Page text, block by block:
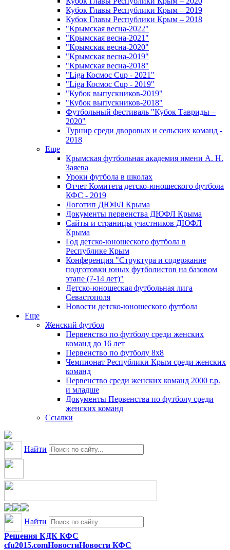
Кубок Главы Республики Крым – 2019
Кубок Главы Республики Крым – 2018
"Крымская весна-2022"
"Крымская весна-2021"
"Крымская весна-2020"
"Крымская весна-2019"
"Крымская весна-2018"
"Liga Космос Cup - 2021"
"Liga Космос Cup - 2019"
"Кубок выпускников-2019"
"Кубок выпускников-2018"
Футбольный фестиваль "Кубок Тавриды –
2020"
Турнир среди дворовых и сельских команд -
2018
Еще
Крымская футбольная академия имени А. Н.
Заяева
Уроки футбола в школах
Отчет Комитета детско-юношеского футбола
КФС - 2019
Логотип ДЮФЛ Крыма
Документы первенства ДЮФЛ Крыма
Сайты и страницы участников ДЮФЛ
Крыма
Год детско-юношеского футбола в
Республике Крым
Конференция "Структура и содержание
подготовки юных футболистов на базовом
этапе (7-14 лет)"
Детско-юношеская футбольная лига
Севастополя
Новости детско-юношеского футбола
Еще
Женский футбол
Первенство по футболу среди женских
команд до 16 лет
Первенство по футболу 8х8
Чемпионат Республики Крым среди женских
команд
Первенство среди женских команд 2000 г.р.
и младше
Документы Первенства по футболу среди
женских команд
Ссылки
Найти
Найти
Решения КДК КФС
cfu2015.comНовостиНовости КФС